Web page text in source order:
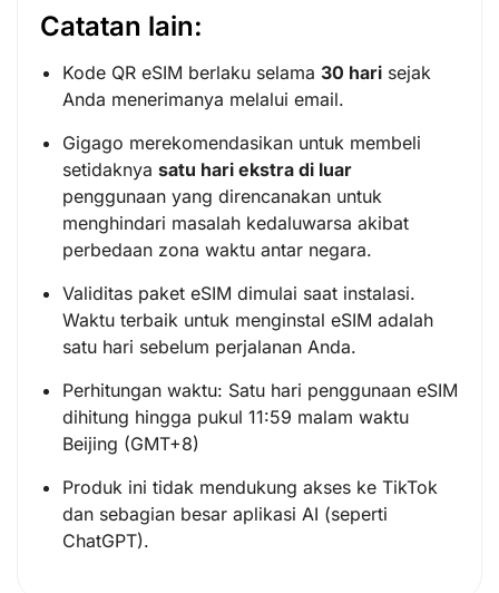
Catatan lain:
Kode QR eSIM berlaku selama 30 hari sejak
Anda menerimanya melalui email.
Gigago merekomendasikan untuk membeli
setidaknya satu hari ekstra di luar
penggunaan yang direncanakan untuk
menghindari masalah kedaluwarsa akibat
perbedaan zona waktu antar negara.
Validitas paket eSIM dimulai saat instalasi.
Waktu terbaik untuk menginstal eSIM adalah
satu hari sebelum perjalanan Anda.
Perhitungan waktu: Satu hari penggunaan eSIM
dihitung hingga pukul 11:59 malam waktu
Beijing (GMT+8)
Produk ini tidak mendukung akses ke TikTok
dan sebagian besar aplikasi AI (seperti
ChatGPT).